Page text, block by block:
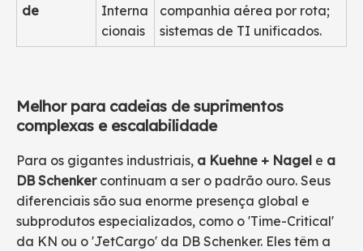
de
Interna
cionais
companhia aérea por rota;
sistemas de TI unificados.
Melhor para cadeias de suprimentos
complexas e escalabilidade
Para os gigantes industriais, a Kuehne + Nagel e a
DB Schenker continuam a ser o padrão ouro. Seus
diferenciais são sua enorme presença global e
subprodutos especializados, como o 'Time-Critical'
da KN ou o 'JetCargo' da DB Schenker. Eles têm a